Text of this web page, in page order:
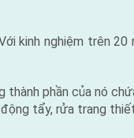
kinh nghiệm trên
phần của nó
tẩy, rửa trang